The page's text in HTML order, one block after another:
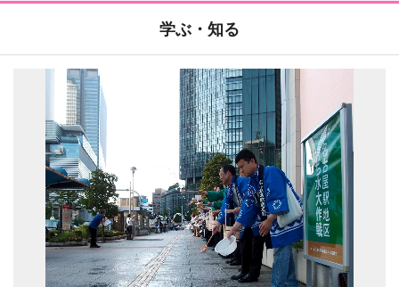
学ぶ・知る